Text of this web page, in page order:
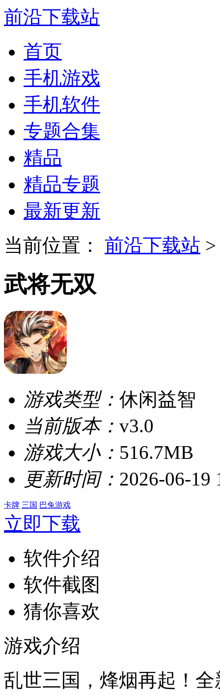
前沿下载站
首页
手机游戏
手机软件
专题合集
精品
精品专题
最新更新
当前位置：
前沿下载站
武将无双
游戏类型： 休闲益智
当前版本： v3.0
游戏大小： 516.7MB
更新时间： 2026-06-19
卡牌 三国 巴兔游戏
立即下载
软件介绍
软件截图
猜你喜欢
游戏介绍
乱世三国，烽烟再起！